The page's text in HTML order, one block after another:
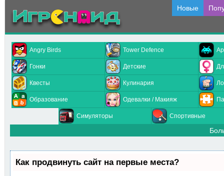
Новые
Angry Birds Tower Defence
Гонки Детские
Квесты Кулинария
Образование Одевалки / Макияж
Симуляторы Спортивные
Как продвинуть сайт на первые места?